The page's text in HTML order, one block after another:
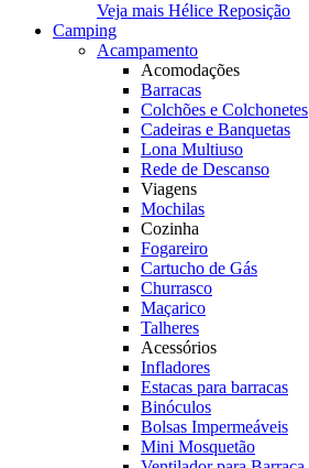
Veja mais Hélice Reposição
Camping
Acampamento
Acomodações
Barracas
Colchões e Colchonetes
Cadeiras e Banquetas
Lona Multiuso
Rede de Descanso
Viagens
Mochilas
Cozinha
Fogareiro
Cartucho de Gás
Churrasco
Maçarico
Talheres
Acessórios
Infladores
Estacas para barracas
Binóculos
Bolsas Impermeáveis
Mini Mosquetão